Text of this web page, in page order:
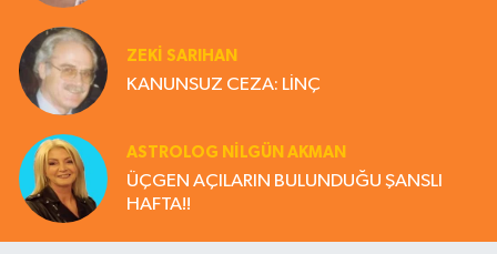
ZEKI SARIHAN
KANUNSUZ CEZA: LİNÇ
ASTROLOG NILGÜN AKMAN
ÜÇGEN AÇILARIN BULUNDUĞU ŞANSLI
HAFTA!!